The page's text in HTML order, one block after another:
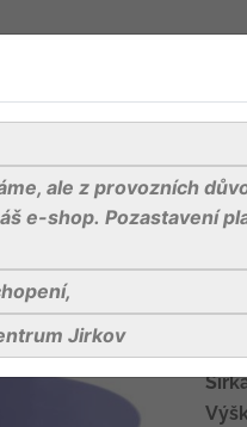
Plastové květináče a
ale z provozních
e-shop. Pozastavení
Jirkov